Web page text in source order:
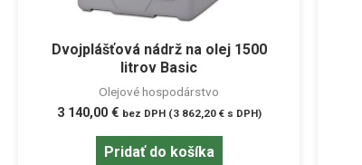
Dvojplášťová nádrž na olej 1500
litrov Basic
Olejové hospodárstvo
3 140,00 € bez DPH (3 862,20 €s DPH)
Pridať do košíka